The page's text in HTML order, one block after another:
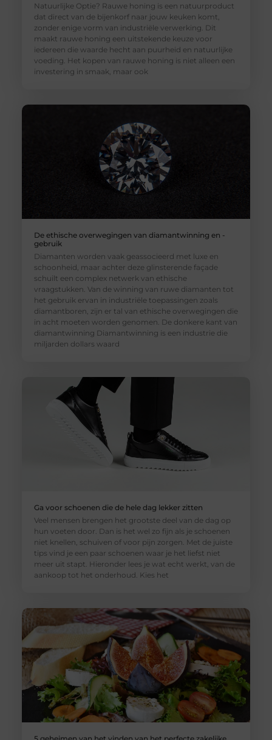
Natuurlijke Optie? Rauwe honing is een natuurproduct
dat direct van de bijenkorf naar jouw keuken komt,
zonder enige vorm van industriële verwerking. Dit
maakt rauwe honing een uitstekende keuze voor
iedereen die waarde hecht aan puurheid en natuurlijke
voeding. Het kopen van rauwe honing is niet alleen een
investering in smaak, maar ook
De ethische overwegingen van diamantwinning en -
gebruik
Diamanten worden vaak geassocieerd met luxe en
schoonheid, maar achter deze glinsterende façade
schuilt een complex netwerk van ethische
vraagstukken. Van de winning van ruwe diamanten tot
het gebruik ervan in industriële toepassingen zoals
diamantboren, zijn er tal van ethische overwegingen die
in acht moeten worden genomen. De donkere kant van
diamantwinning Diamantwinning is een industrie die
miljarden dollars waard
Ga voor schoenen die de hele dag lekker zitten
Veel mensen brengen het grootste deel van de dag op
hun voeten door. Dan is het wel zo fijn als je schoenen
niet knellen, schuiven of voor pijn zorgen. Met de juiste
tips vind je een paar schoenen waar je het liefst niet
meer uit stapt. Hieronder lees je wat echt werkt, van de
aankoop tot het onderhoud. Kies het